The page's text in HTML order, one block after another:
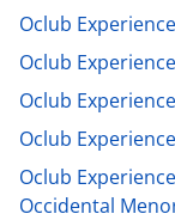
Oclub
Oclub
Oclub
Oclub
Oclub
Occidental